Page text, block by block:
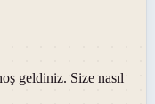
geldiniz. Size nasıl